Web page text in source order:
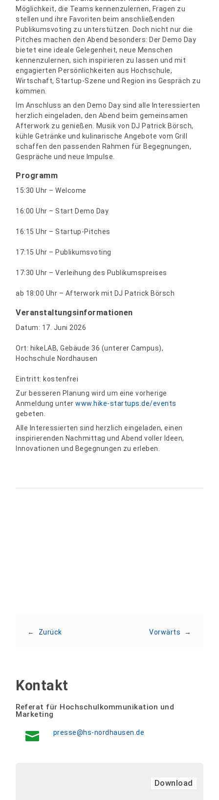
Möglichkeit, die Teams kennenzulernen, Fragen zu
stellen und ihre Favoriten beim anschließenden
Publikumsvoting zu unterstützen. Doch nicht nur die
Pitches machen den Abend besonders: Der Demo Day
bietet eine ideale Gelegenheit, neue Menschen
kennenzulernen, sich inspirieren zu lassen und mit
engagierten Persönlichkeiten aus Hochschule,
Wirtschaft, Startup-Szene und Region ins Gespräch zu
kommen.
Im Anschluss an den Demo Day sind alle Interessierten
herzlich eingeladen, den Abend beim gemeinsamen
Afterwork zu genießen. Musik von DJ Patrick Börsch,
kühle Getränke und kulinarische Angebote vom Grill
schaffen den passenden Rahmen für Begegnungen,
Gespräche und neue Impulse.
Programm
15:30 Uhr – Welcome
16:00 Uhr – Start Demo Day
16:15 Uhr – Startup-Pitches
17:15 Uhr – Publikumsvoting
17:30 Uhr – Verleihung des Publikumspreises
ab 18:00 Uhr – Afterwork mit DJ Patrick Börsch
Veranstaltungsinformationen
Datum: 17. Juni 2026
Ort: hikeLAB, Gebäude 36 (unterer Campus),
Hochschule Nordhausen
Eintritt: kostenfrei
Zur besseren Planung wird um eine vorherige
Anmeldung unterwww.hike-startups.de/events
gebeten.
Alle Interessierten sind herzlich eingeladen, einen
inspirierenden Nachmittag und Abend voller Ideen,
Innovationen und Begegnungen zu erleben.
← Zurück Vorwärts →
Kontakt
Referat für Hochschulkommunikation und
Marketing
presse@hs-nordhausen.de
Download